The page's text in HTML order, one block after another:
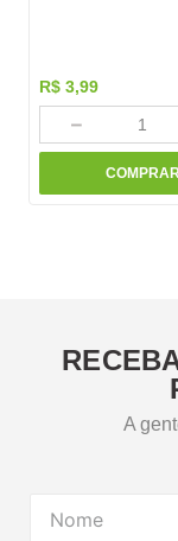
R$ 3,99
－
A